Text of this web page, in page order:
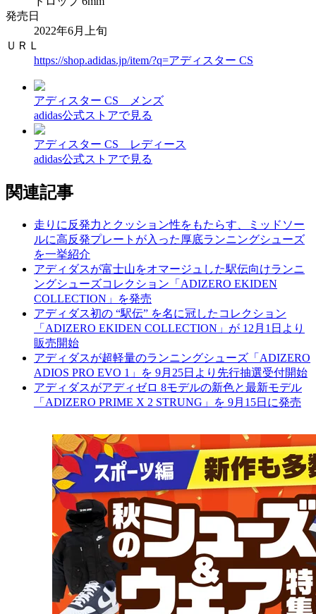
発売日
2022年6月上旬
ＵＲＬ
https://shop.adidas.jp/item/?q=アディスター CS
アディスター CS メンズ
adidas公式ストアで見る
アディスター CS レディース
adidas公式ストアで見る
関連記事
走りに反発力とクッション性をもたらす、ミッドソー
ルに高反発プレートが入った厚底ランニングシューズ
を一挙紹介
アディダスが富士山をオマージュした駅伝向けランニ
ングシューズコレクション「ADIZERO EKIDEN
COLLECTION」を発売
アディダス初の “駅伝” を名に冠したコレクション
「ADIZERO EKIDEN COLLECTION」が 12月1日より
販売開始
アディダスが超軽量のランニングシューズ「ADIZERO
ADIOS PRO EVO 1」を 9月25日より先行抽選受付開始
アディダスがアディゼロ 8モデルの新色と最新モデル
「ADIZERO PRIME X 2 STRUNG」を 9月15日に発売